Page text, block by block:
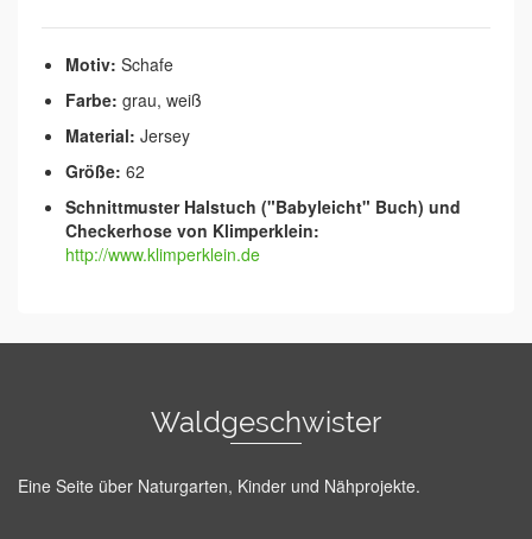
Motiv: Schafe
Farbe: grau, weiß
Material: Jersey
Größe: 62
Schnittmuster Halstuch ("Babyleicht" Buch) und
Checkerhose von Klimperklein:
http://www.klimperklein.de
Waldgeschwister
Eine Seite über Naturgarten, Kinder und Nähprojekte.